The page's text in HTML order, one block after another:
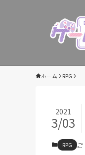
ホーム RPG
2021
3/03
RPG